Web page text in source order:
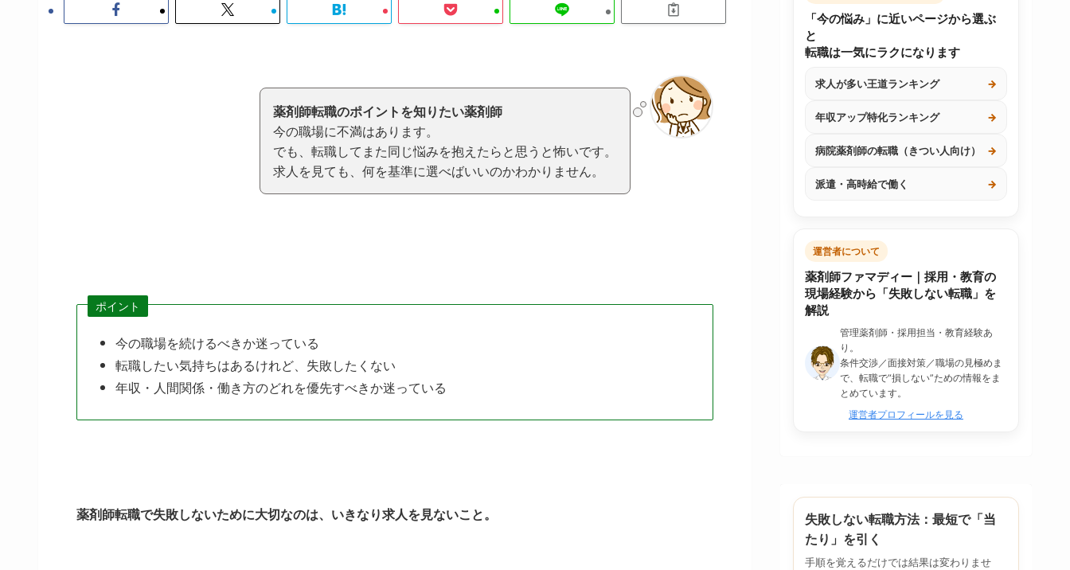
薬剤師転職のポイントを知りたい薬剤師
今の職場に不満はあります。
でも、転職してまた同じ悩みを抱えたらと思うと怖いです。
求人を見ても、何を基準に選べばいいのかわかりません。
ポイント
今の職場を続けるべきか迷っている
転職したい気持ちはあるけれど、失敗したくない
年収・人間関係・働き方のどれを優先すべきか迷っている
薬剤師転職で失敗しないために大切なのは、いきなり求人を見ないこと。
「今の悩み」に近いページから選ぶ
と
転職は一気にラクになります
求人が多い王道ランキング →
年収アップ特化ランキング →
病院薬剤師の転職（きつい人向け） →
派遣・高時給で働く →
運営者について
薬剤師ファマディー｜採用・教育の
現場経験から「失敗しない転職」を
解説
管理薬剤師・採用担当・教育経験あ
り。
条件交渉／面接対策／職場の見極めま
で、転職で“損しない”ための情報をま
とめています。
運営者プロフィールを見る
失敗しない転職方法：最短で「当
たり」を引く
手順を覚えるだけでは結果は変わりませ